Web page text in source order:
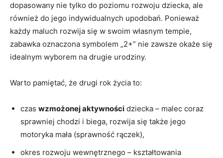
dopasowany nie tylko do poziomu rozwoju dziecka, ale
również do jego indywidualnych upodobań. Ponieważ
każdy maluch rozwija się w swoim własnym tempie,
zabawka oznaczona symbolem „2+” nie zawsze okaże się
idealnym wyborem na drugie urodziny.
Warto pamiętać, że drugi rok życia to:
czas wzmożonej aktywności dziecka – malec coraz
sprawniej chodzi i biega, rozwija się także jego
motoryka mała (sprawność rączek),
okres rozwoju wewnętrznego – kształtowania